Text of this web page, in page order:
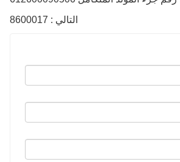
التالي : 8600017